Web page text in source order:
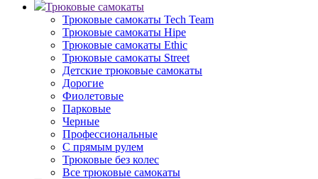
Трюковые самокаты
Трюковые самокаты Tech Team
Трюковые самокаты Hipe
Трюковые самокаты Ethic
Трюковые самокаты Street
Детские трюковые самокаты
Дорогие
Фиолетовые
Парковые
Черные
Профессиональные
С прямым рулем
Трюковые без колес
Все трюковые самокаты